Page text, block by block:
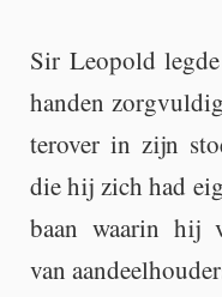
Sir Le­o­pold
han­den
ter­over in zijn
die hij zich had
baan waar­in hij
van